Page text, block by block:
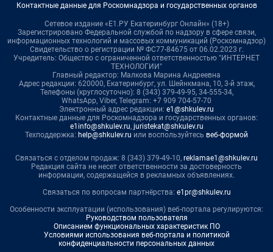
Контактные данные для Роскомнадзора и государственных органов
Сетевое издание «Е1.РУ Екатеринбург Онлайн» (18+)
Зарегистрировано Федеральной службой по надзору в сфере связи,
информационных технологий и массовых коммуникаций (Роскомнадзор)
Свидетельство о регистрации № ФС77-84675 от 06.02.2023 г.
Учредитель: Общество с ограниченной ответственностью "ИНТЕРНЕТ
ТЕХНОЛОГИИ"
Главный редактор: Малкова Марина Андреевна
Адрес редакции: 620000, Екатеринбург, ул. Шейнкмана, 10, 3-й этаж,
Телефоны (круглосуточно): 8 (343) 379-49-95, 34-555-34,
WhatsApp, Viber, Telegram: +7 909 704-57-70
Электронный адрес редакции: e1@shkulev.ru
Контактные данные для Роскомнадзора и государственных органов:
e1info@shkulev.ru, juristekat@shkulev.ru
Техподдержка: help@shkulev.ru или воспользуйтесь веб-формой
Связаться с отделом продаж: 8 (343) 379-49-10, reklamae1@shkulev.ru
Редакция сайта не несет ответственности за достоверность
информации, содержащейся в рекламных объявлениях.
Связаться по вопросам партнёрства: e1pr@shkulev.ru
Особенности эксплуатации (использования) веб-портала регулируются:
Руководством пользователя
Описанием функциональных характеристик ПО
Условиями использования веб-портала и политикой
конфиденциальности персональных данных